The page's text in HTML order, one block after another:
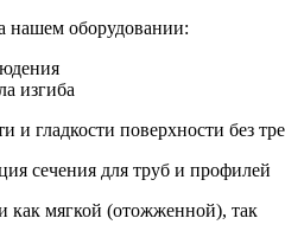
нашем оборудовании:
изгиба
и гладкости поверхности без
сечения для труб и профилей
как мягкой (отожженной), так